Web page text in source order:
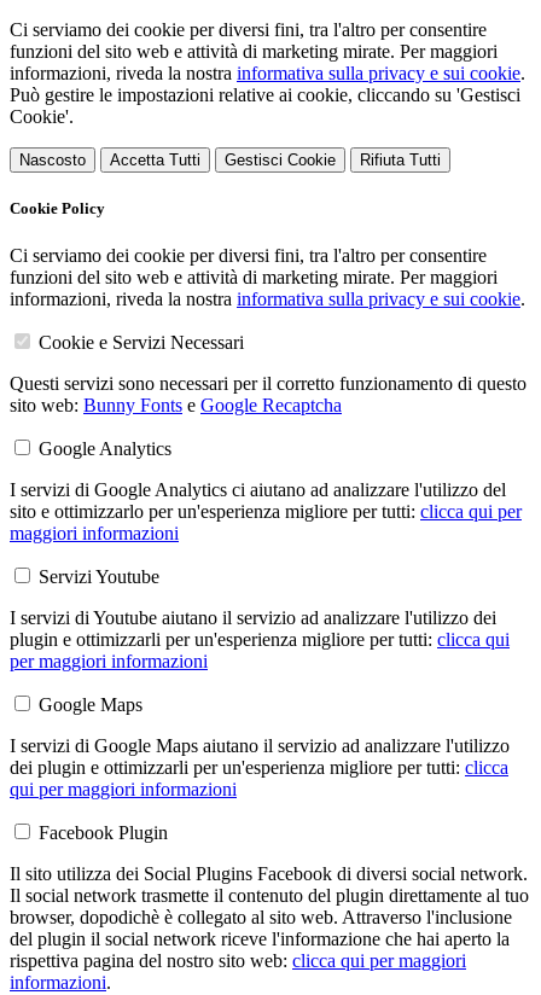
Ci serviamo dei cookie per diversi fini, tra l'altro per consentire
funzioni del sito web e attività di marketing mirate. Per maggiori
informazioni, riveda la nostra informativa sulla privacy e sui cookie.
Può gestire le impostazioni relative ai cookie, cliccando su 'Gestisci
Cookie'.
Nascosto Accetta Tutti Gestisci Cookie Rifiuta Tutti
Cookie Policy
Ci serviamo dei cookie per diversi fini, tra l'altro per consentire
funzioni del sito web e attività di marketing mirate. Per maggiori
informazioni, riveda la nostra informativa sulla privacy e sui cookie.
Cookie e Servizi Necessari
Questi servizi sono necessari per il corretto funzionamento di questo
sito web: Bunny Fonts e Google Recaptcha
Google Analytics
I servizi di Google Analytics ci aiutano ad analizzare l'utilizzo del
sito e ottimizzarlo per un'esperienza migliore per tutti: clicca qui per
maggiori informazioni
Servizi Youtube
I servizi di Youtube aiutano il servizio ad analizzare l'utilizzo dei
plugin e ottimizzarli per un'esperienza migliore per tutti: clicca qui
per maggiori informazioni
Google Maps
I servizi di Google Maps aiutano il servizio ad analizzare l'utilizzo
dei plugin e ottimizzarli per un'esperienza migliore per tutti: clicca
qui per maggiori informazioni
Facebook Plugin
Il sito utilizza dei Social Plugins Facebook di diversi social network.
Il social network trasmette il contenuto del plugin direttamente al tuo
browser, dopodichè è collegato al sito web. Attraverso l'inclusione
del plugin il social network riceve l'informazione che hai aperto la
rispettiva pagina del nostro sito web: clicca qui per maggiori
informazioni.